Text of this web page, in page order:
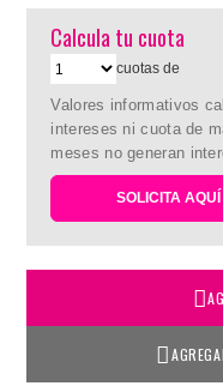
Calcula tu cuota
cuotas de
Valores informativos
intereses ni cuota de
meses no generan
SOLICITA